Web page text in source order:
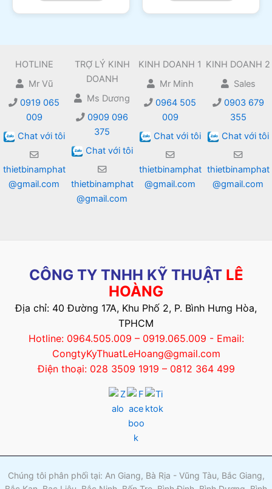
HOTLINE
Mr Vũ
0919 065
009
Chat với tôi
thietbinamphat
@gmail.com
TRỢ LÝ KINH
DOANH
Ms Dương
0909 096
375
Chat với tôi
thietbinamphat
@gmail.com
KINH DOANH 1
Mr Minh
0964 505
009
Chat với tôi
thietbinamphat
@gmail.com
KINH DOANH 2
Sales
0903 679
355
Chat với tôi
thietbinamphat
@gmail.com
CÔNG TY TNHH KỸ THUẬT LÊ
HOÀNG
Địa chỉ: 40 Đường 17A, Khu Phố 2, P. Bình Hưng Hòa,
TPHCM
Hotline: 0964.505.009 – 0919.065.009 - Email:
CongtyKyThuatLeHoang@gmail.com
Điện thoại: 028 3509 1919 – 0812 364 499
Chúng tôi phân phối tại: An Giang, Bà Rịa - Vũng Tàu, Bắc Giang,